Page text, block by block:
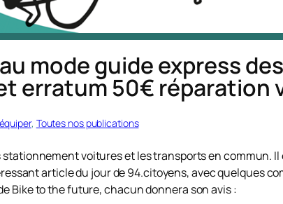
mode guide express des
erratum 50€ réparation
, Toutes nos publications
voitures et les transports en commun. Il
article du jour de 94.citoyens, avec quelques
Bike to the future, chacun donnera son avis :